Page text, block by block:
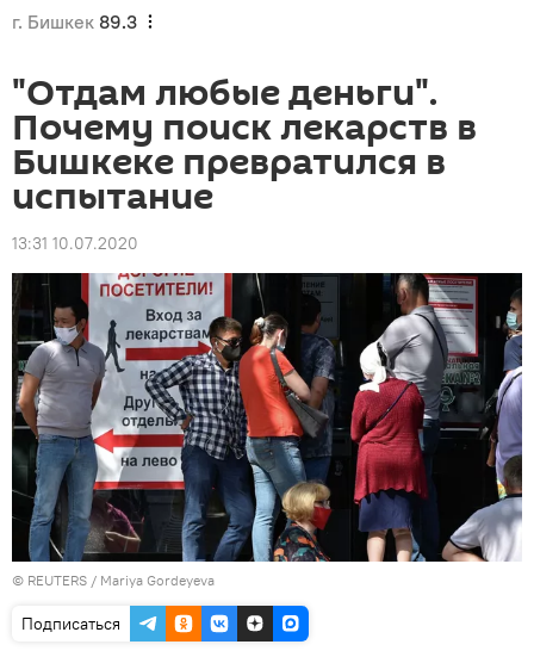
г. Бишкек 89.3
"Отдам любые деньги".
Почему поиск лекарств в
Бишкеке превратился в
испытание
13:31 10.07.2020
© REUTERS / Mariya Gordeyeva
Подписаться